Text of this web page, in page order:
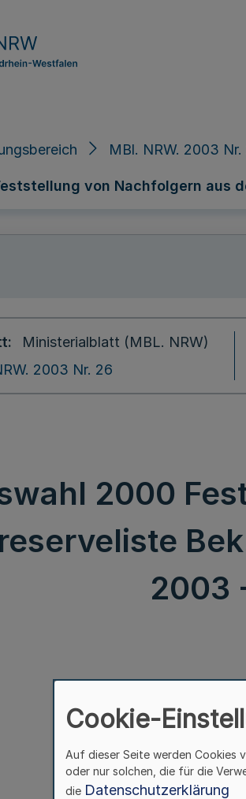
MBl. NRW. 2003
von Nachfolgern aus
Ministerialblatt (MBL. NRW)
2003 Nr. 26
2000
2003
Feststellung von
Bek. d.
Cookie-
Auf dieser Seite werden Cookies
oder nur solchen, die für die
die Datenschutzerklärung